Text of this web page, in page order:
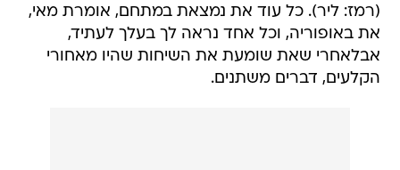
(רמז: ליר). כל עוד את נמצאת במתחם, אומרת מאי,
את באופוריה, וכל אחד נראה לך בעלך לעתיד,
אבלאחרי שאת שומעת את השיחות שהיו מאחורי
הקלעים, דברים משתנים.